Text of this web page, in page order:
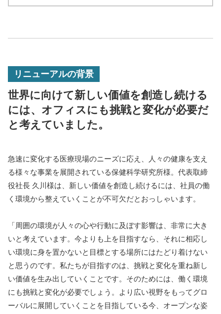
リニューアルの背景
世界に向けて新しい価値を創造し続ける
には、オフィスにも挑戦と変化が必要だ
と考えていました。
急速に変化する医療現場のニーズに応え、人々の健康を支え
る様々な事業を展開されている保健科学研究所様。代表取締
役社長 久川様は、新しい価値を創造し続けるには、社員の働
く環境から整えていくことが不可欠だとおっしゃいます。
「周囲の環境が人々の心や行動に及ぼす影響は、非常に大き
いと考えています。今よりも上を目指すなら、それに相応し
い環境に身を置かないと目標とする場所にはたどり着けない
と思うのです。私たちが目指すのは、挑戦と変化を重ね新し
い価値を生み出していくことです。そのためには、働く環境
にも挑戦と変化が必要でしょう。より広い視野をもってグロ
ーバルに展開していくことを目指している今、オープンな姿